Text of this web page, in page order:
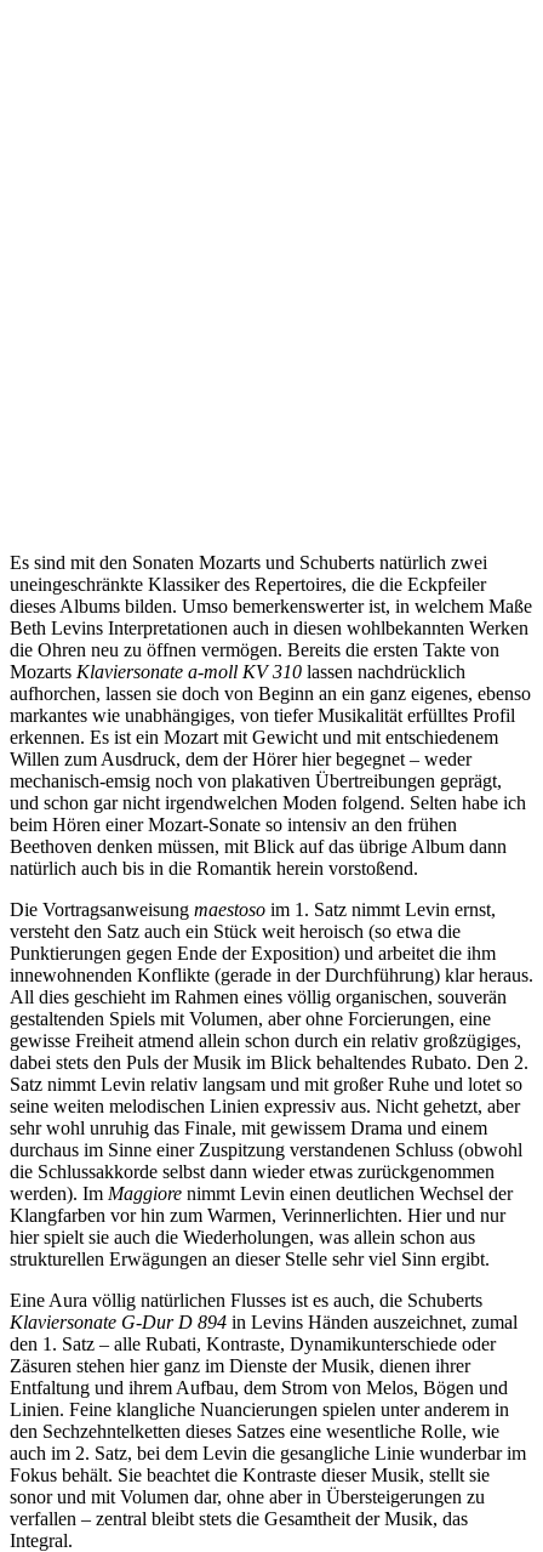
Es sind mit den Sonaten Mozarts und Schuberts natürlich zwei
uneingeschränkte Klassiker des Repertoires, die die Eckpfeiler
dieses Albums bilden. Umso bemerkenswerter ist, in welchem Maße
Beth Levins Interpretationen auch in diesen wohlbekannten Werken
die Ohren neu zu öffnen vermögen. Bereits die ersten Takte von
Mozarts Klaviersonate a-moll KV 310 lassen nachdrücklich
aufhorchen, lassen sie doch von Beginn an ein ganz eigenes, ebenso
markantes wie unabhängiges, von tiefer Musikalität erfülltes Profil
erkennen. Es ist ein Mozart mit Gewicht und mit entschiedenem
Willen zum Ausdruck, dem der Hörer hier begegnet – weder
mechanisch-emsig noch von plakativen Übertreibungen geprägt,
und schon gar nicht irgendwelchen Moden folgend. Selten habe ich
beim Hören einer Mozart-Sonate so intensiv an den frühen
Beethoven denken müssen, mit Blick auf das übrige Album dann
natürlich auch bis in die Romantik herein vorstoßend.
Die Vortragsanweisung maestoso im 1. Satz nimmt Levin ernst,
versteht den Satz auch ein Stück weit heroisch (so etwa die
Punktierungen gegen Ende der Exposition) und arbeitet die ihm
innewohnenden Konflikte (gerade in der Durchführung) klar heraus.
All dies geschieht im Rahmen eines völlig organischen, souverän
gestaltenden Spiels mit Volumen, aber ohne Forcierungen, eine
gewisse Freiheit atmend allein schon durch ein relativ großzügiges,
dabei stets den Puls der Musik im Blick behaltendes Rubato. Den 2.
Satz nimmt Levin relativ langsam und mit großer Ruhe und lotet so
seine weiten melodischen Linien expressiv aus. Nicht gehetzt, aber
sehr wohl unruhig das Finale, mit gewissem Drama und einem
durchaus im Sinne einer Zuspitzung verstandenen Schluss (obwohl
die Schlussakkorde selbst dann wieder etwas zurückgenommen
werden). Im Maggiore nimmt Levin einen deutlichen Wechsel der
Klangfarben vor hin zum Warmen, Verinnerlichten. Hier und nur
hier spielt sie auch die Wiederholungen, was allein schon aus
strukturellen Erwägungen an dieser Stelle sehr viel Sinn ergibt.
Eine Aura völlig natürlichen Flusses ist es auch, die Schuberts
Klaviersonate G-Dur D 894 in Levins Händen auszeichnet, zumal
den 1. Satz – alle Rubati, Kontraste, Dynamikunterschiede oder
Zäsuren stehen hier ganz im Dienste der Musik, dienen ihrer
Entfaltung und ihrem Aufbau, dem Strom von Melos, Bögen und
Linien. Feine klangliche Nuancierungen spielen unter anderem in
den Sechzehntelketten dieses Satzes eine wesentliche Rolle, wie
auch im 2. Satz, bei dem Levin die gesangliche Linie wunderbar im
Fokus behält. Sie beachtet die Kontraste dieser Musik, stellt sie
sonor und mit Volumen dar, ohne aber in Übersteigerungen zu
verfallen – zentral bleibt stets die Gesamtheit der Musik, das
Integral.